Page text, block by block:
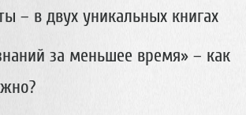
– в двух уникальных книгах
за меньшее время» – как